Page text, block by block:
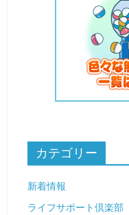
カテゴリー
新着情報
ライフサポート倶楽部